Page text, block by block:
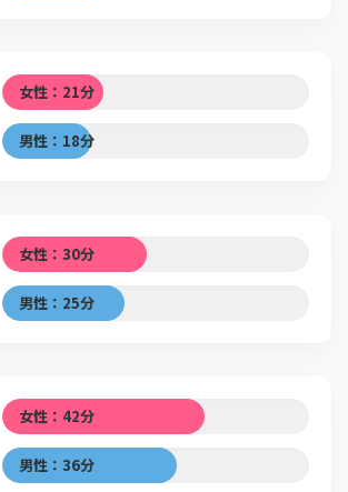
女性：21分
男性：18分
女性：30分
男性：25分
女性：42分
男性：36分